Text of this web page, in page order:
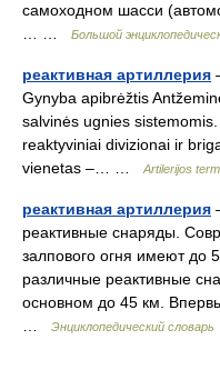
самоходном шасси
Большой
реактивная артиллерия
Gynyba apibrėžtis
salvinės ugnies
reaktyviniai divizionai ir
vienetas –… …
Artilerijos
реактивная артиллерия
реактивные снаряды.
залпового огня имеют до
различные реактивные
основном до 45 км.
Энциклопедический словарь